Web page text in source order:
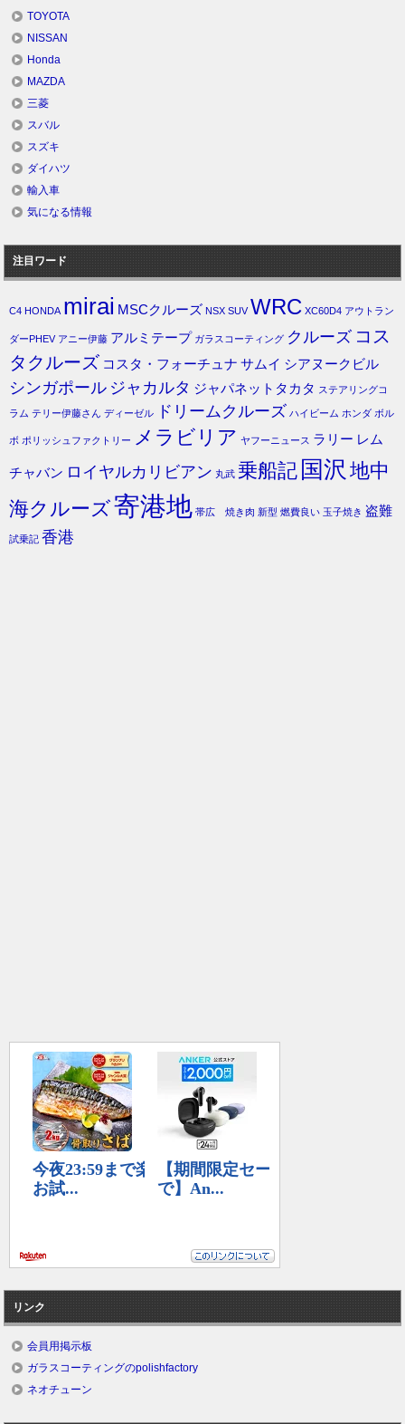
TOYOTA
NISSAN
Honda
MAZDA
三菱
スバル
スズキ
ダイハツ
輸入車
気になる情報
注目ワード
C4 HONDA mirai MSCクルーズ NSX SUV WRC XC60D4 アウトラン
ダーPHEV アニー伊藤 アルミテープ ガラスコーティング クルーズ コス
タクルーズ コスタ・フォーチュナ サムイ シアヌークビル
シンガポール ジャカルタ ジャパネットタカタ ステアリングコ
ラム テリー伊藤さん ディーゼル ドリームクルーズ ハイビーム ホンダ ボル
ボ ポリッシュファクトリー メラビリア ヤフーニュース ラリー レム
チャバン ロイヤルカリビアン 丸武 乗船記 国沢 地中
海クルーズ寄港地 帯広 焼き肉 新型 燃費良い 玉子焼き 盗難
試乗記 香港
リンク
会員用掲示板
ガラスコーティングのpolishfactory
ネオチューン